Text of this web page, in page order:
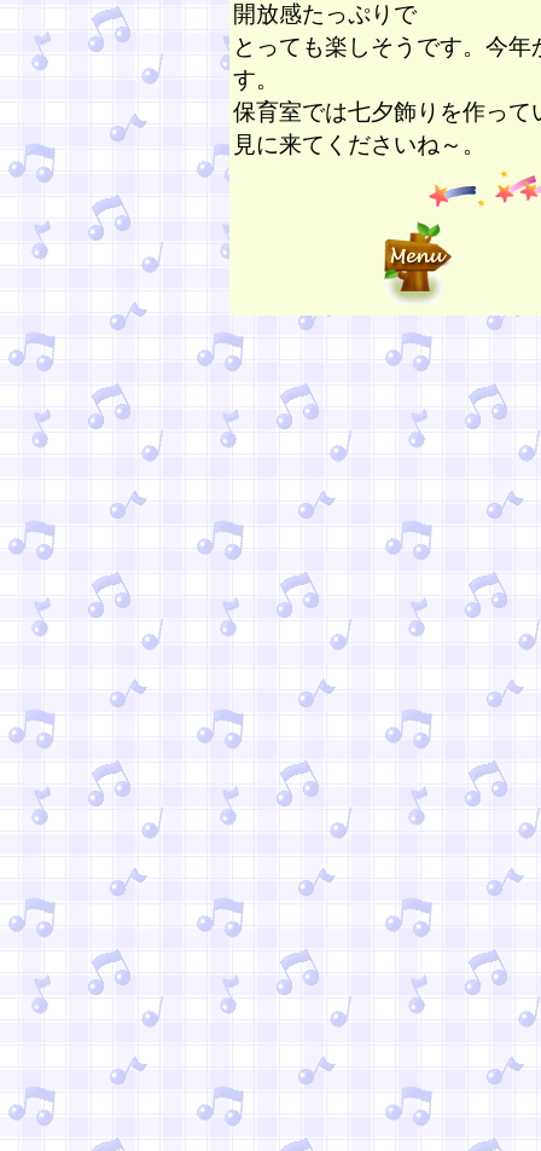
開放感たっぷりで
とっても楽しそうです。今
す。
保育室では七夕飾りを作っ
見に来てくださいね～。